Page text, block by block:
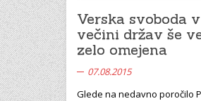
Verska svoboda v
večini držav še
zelo omejena
07.08.2015
Glede na nedavno poročilo